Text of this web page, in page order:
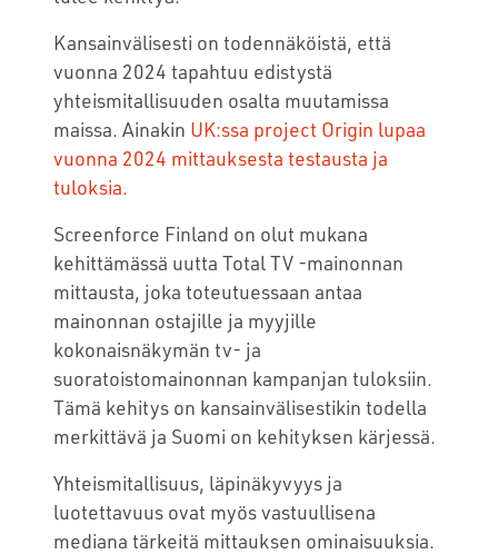
Kansainvälisesti on todennäköistä, että
vuonna 2024 tapahtuu edistystä
yhteismitallisuuden osalta muutamissa
maissa. Ainakin UK:ssa project Origin lupaa
vuonna 2024 mittauksesta testausta ja
tuloksia.
Screenforce Finland on olut mukana
kehittämässä uutta Total TV -mainonnan
mittausta, joka toteutuessaan antaa
mainonnan ostajille ja myyjille
kokonaisnäkymän tv- ja
suoratoistomainonnan kampanjan tuloksiin.
Tämä kehitys on kansainvälisestikin todella
merkittävä ja Suomi on kehityksen kärjessä.
Yhteismitallisuus, läpinäkyvyys ja
luotettavuus ovat myös vastuullisena
mediana tärkeitä mittauksen ominaisuuksia.